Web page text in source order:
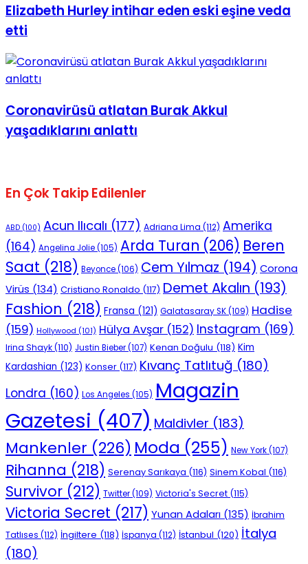
Elizabeth Hurley intihar eden eski eşine veda
etti
Coronavirüsü atlatan Burak Akkul
yaşadıklarını anlattı
En Çok Takip Edilenler
ABD (100) Acun Ilıcalı (177) Adriana Lima (112) Amerika
(164) Angelina Jolie(105) Arda Turan (206) Beren
Saat (218) Beyonce(106) Cem Yılmaz (194) Corona
Virüs (134) Cristiano Ronaldo (117) Demet Akalın (193)
Fashion (218) Fransa (121) Galatasaray SK(109) Hadise
(159) Hollywood (101) Hülya Avşar (152) Instagram (169)
Irina Shayk(110) Justin Bieber(107) Kenan Doğulu (118) Kim
Kardashian (123) Konser (117) Kıvanç Tatlıtuğ (180)
Londra (160) Los Angeles (105) Magazin
Gazetesi (407) Maldivler (183)
Mankenler (226) Moda (255) New York(107)
Rihanna (218) Serenay Sarıkaya (116) Sinem Kobal (116)
Survivor (212) Twitter(109) Victoria's Secret (115)
Victoria Secret (217) Yunan Adaları (135) İbrahim
Tatlıses (112) İngiltere (118) İspanya (112) İstanbul (120) İtalya
(180)